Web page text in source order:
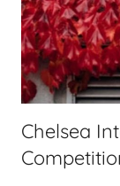
Chelsea